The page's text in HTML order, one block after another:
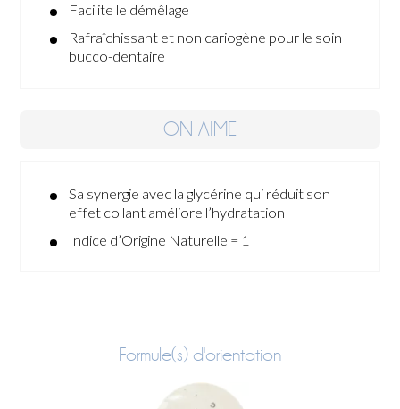
Facilite le démêlage
Rafraîchissant et non cariogène pour le soin
bucco-dentaire
ON AIME
Sa synergie avec la glycérine qui réduit son
effet collant améliore l’hydratation
Indice d’Origine Naturelle = 1
Formule(s) d'orientation